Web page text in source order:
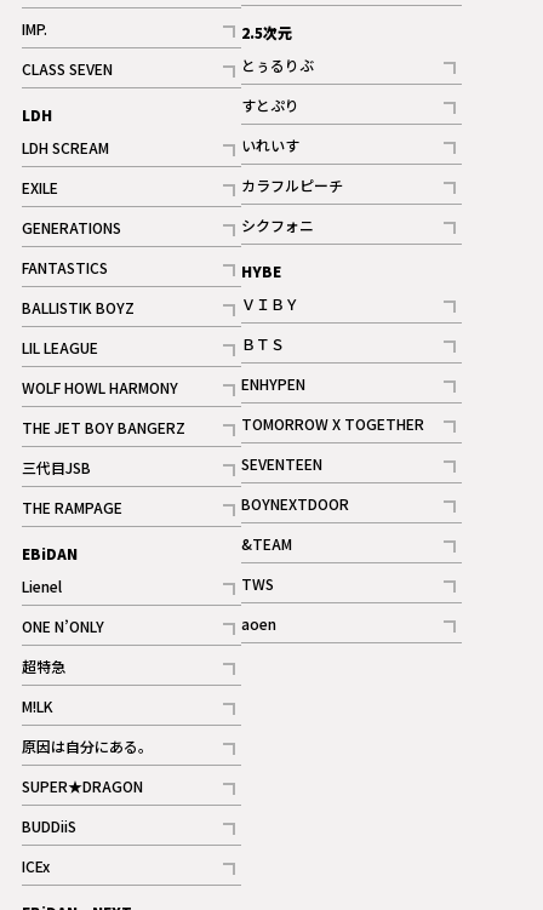
記事
IMP.
記事
CLASS SEVEN
記事
LDH
LDH SCREAM
記事
EXILE
記事
GENERATIONS
記事
FANTASTICS
記事
BALLISTIK BOYZ
記事
LIL LEAGUE
記事
WOLF HOWL HARMONY
記事
THE JET BOY BANGERZ
記事
三代目JSB
記事
THE RAMPAGE
記事
ギャラリー
EBiDAN
Lienel
記事
ONE N’ONLY
記事
超特急
記事
M!LK
記事
原因は自分にある。
記事
SUPER★DRAGON
記事
BUDDiiS
記事
ICEx
記事
記事
2.5次元
とぅるりぶ
記事
すとぷり
記事
ギャラリー
いれいす
記事
ギャラリー
カラフルピーチ
記事
シクフォニ
記事
HYBE
ＶＩＢＹ
記事
ＢＴＳ
記事
ENHYPEN
記事
TOMORROW X TOGETHER
記事
ギャラリー
SEVENTEEN
記事
BOYNEXTDOOR
記事
&TEAM
記事
TWS
記事
aoen
記事